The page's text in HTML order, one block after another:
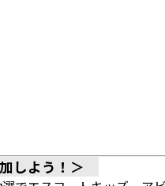
しよう！＞